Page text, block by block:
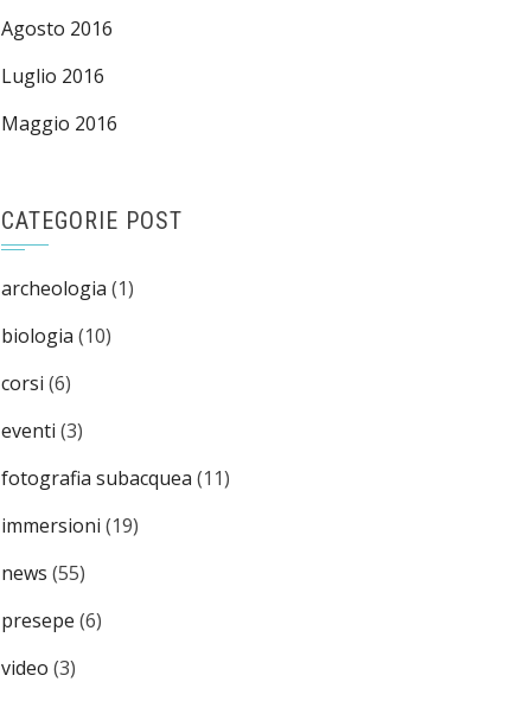
Agosto 2016
Luglio 2016
Maggio 2016
CATEGORIE POST
archeologia (1)
biologia (10)
corsi (6)
eventi (3)
fotografia subacquea (11)
immersioni (19)
news (55)
presepe (6)
video (3)